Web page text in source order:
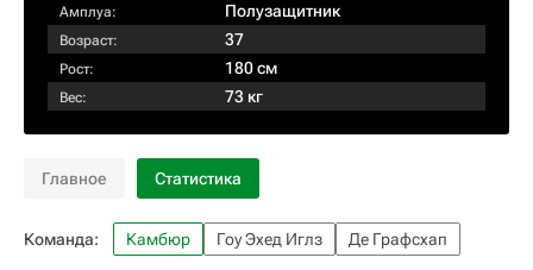
Амплуа: Полузащитник
Возраст: 37
Рост: 180 см
Вес: 73 кг
Главное Статистика
Команда: Камбюр Гоу Эхед Иглз Де Графсхап